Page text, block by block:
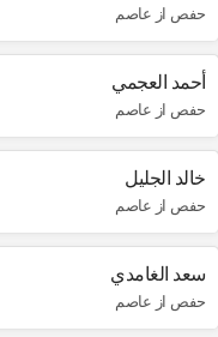
حفص از عاصم
أحمد العجمي
حفص از عاصم
خالد الجليل
حفص از عاصم
سعد الغامدي
حفص از عاصم